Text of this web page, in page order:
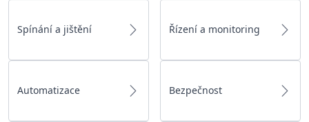
Spínání a jištění Řízení a monitoring
Automatizace Bezpečnost